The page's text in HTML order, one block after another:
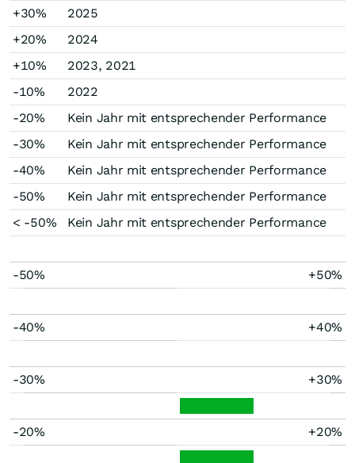
+30%
2025
+20%
2024
+10%
2023, 2021
-10%
2022
-20%
Kein Jahr mit entsprechender Performance
-30%
Kein Jahr mit entsprechender Performance
-40%
Kein Jahr mit entsprechender Performance
-50%
Kein Jahr mit entsprechender Performance
< -50%
Kein Jahr mit entsprechender Performance
-50% +50%
-40% +40%
-30% +30%
-20% +20%